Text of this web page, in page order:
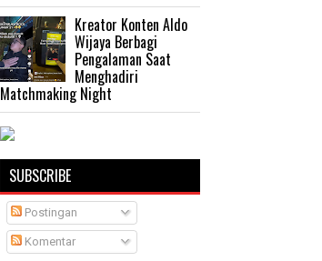
Kreator Konten Aldo
Wijaya Berbagi
Pengalaman Saat
Menghadiri
Matchmaking Night
SUBSCRIBE
Postingan
Komentar